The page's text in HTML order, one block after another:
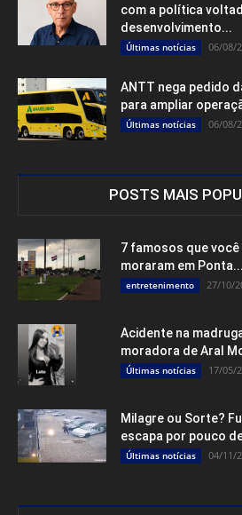
com a política
desenvolvimento...
Últimas notícias 06/08/
ANTT nega pedido
para ampliar
Últimas notícias 06/08/
POSTS MAIS
7 famosos que
moraram em Ponta...
entretenimento 27/10/
Acidente na
moradora de Aral
Últimas notícias 17/05/
Milagre ou Sorte?
escapa por pouco
Últimas notícias 04/11/